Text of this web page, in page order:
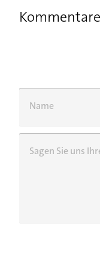
Name
Sagen Sie uns